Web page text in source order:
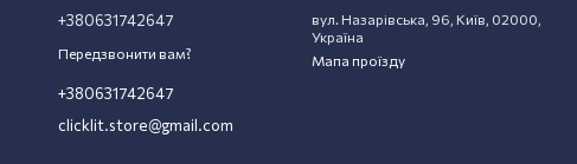
+380631742647
Передзвонити вам?
+380631742647
clicklit.store@gmail.com
вул. Назарівська, 96, Київ, 02000,
Україна
Мапа проїзду